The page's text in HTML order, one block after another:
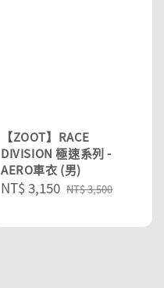
【ZOOT】RACE
DIVISION 極速系列 -
AERO車衣 (男)
Sale
NT$ 3,150 Regular
NT$ 3,500